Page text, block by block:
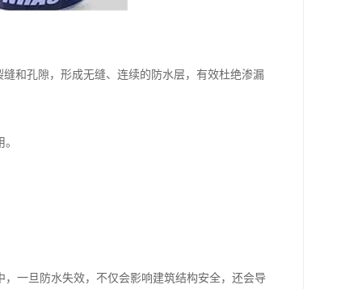
和孔隙，形成无缝、连续的防水层，有效杜绝渗漏
一旦防水失效，不仅会影响建筑结构安全，还会导